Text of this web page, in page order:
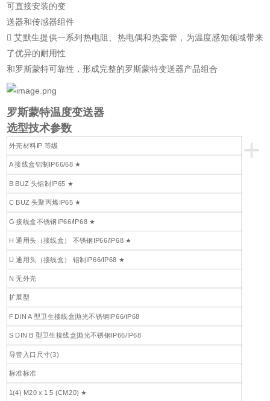
可直接安装的变
送器和传感器组件
 艾默生提供一系列热电阻、热电偶和热套管，为温度感知领域带来
了优异的耐用性
和罗斯蒙特可靠性，形成完整的罗斯蒙特变送器产品组合
罗斯蒙特温度变送器
选型技术参数
+
外壳材料IP 等级
A 接线盒铝制IP66/68 ★
B BUZ 头铝制IP65 ★
C BUZ 头聚丙烯IP65 ★
G 接线盒不锈钢IP66/IP68 ★
H 通用头（接线盒） 不锈钢IP66/IP68 ★
U 通用头（接线盒） 铝制IP66/IP68 ★
N 无外壳
扩展型
F DIN A 型卫生接线盒抛光不锈钢IP66/IP68
S DIN B 型卫生接线盒抛光不锈钢IP66/IP68
导管入口尺寸(3)
标准标准
1(4) M20 x 1.5 (CM20) ★